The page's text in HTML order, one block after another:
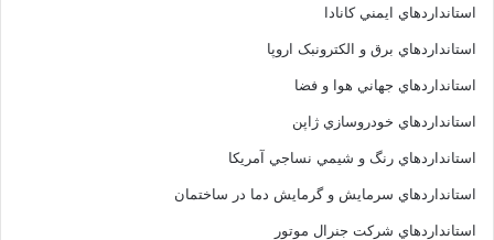
استانداردهاي ايمني کانادا
استانداردهاي برق و الکترونبک اروپا
استانداردهاي جهاني هوا و فضا
استانداردهاي خودروسازي ژاپن
استانداردهاي رنگ و شيمي نساجي آمريکا
استانداردهاي سرمايش و گرمايش دما در ساختمان
استانداردهاي شرکت جنرال موتور